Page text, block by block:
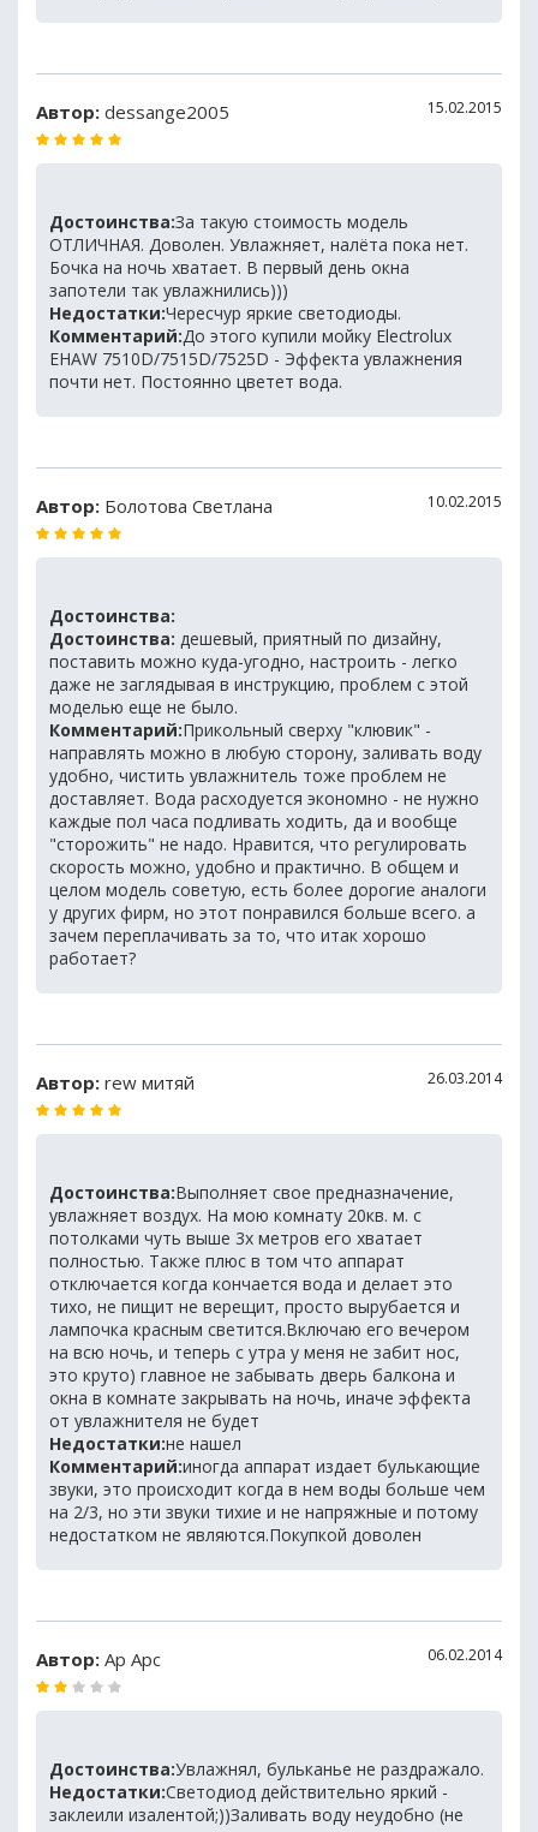
Автор: dessange2005 15.02.2015
Достоинства:За такую стоимость модель
ОТЛИЧНАЯ. Доволен. Увлажняет, налёта пока нет.
Бочка на ночь хватает. В первый день окна
запотели так увлажнились)))
Недостатки:Чересчур яркие светодиоды.
Комментарий:До этого купили мойку Electrolux
EHAW 7510D/7515D/7525D - Эффекта увлажнения
почти нет. Постоянно цветет вода.
Автор: Болотова Светлана 10.02.2015
Достоинства:
Достоинства: дешевый, приятный по дизайну,
поставить можно куда-угодно, настроить - легко
даже не заглядывая в инструкцию, проблем с этой
моделью еще не было.
Комментарий:Прикольный сверху "клювик" -
направлять можно в любую сторону, заливать воду
удобно, чистить увлажнитель тоже проблем не
доставляет. Вода расходуется экономно - не нужно
каждые пол часа подливать ходить, да и вообще
"сторожить" не надо. Нравится, что регулировать
скорость можно, удобно и практично. В общем и
целом модель советую, есть более дорогие аналоги
у других фирм, но этот понравился больше всего. а
зачем переплачивать за то, что итак хорошо
работает?
Автор: rew митяй 26.03.2014
Достоинства:Выполняет свое предназначение,
увлажняет воздух. На мою комнату 20кв. м. с
потолками чуть выше 3х метров его хватает
полностью. Также плюс в том что аппарат
отключается когда кончается вода и делает это
тихо, не пищит не верещит, просто вырубается и
лампочка красным светится.Включаю его вечером
на всю ночь, и теперь с утра у меня не забит нос,
это круто) главное не забывать дверь балкона и
окна в комнате закрывать на ночь, иначе эффекта
от увлажнителя не будет
Недостатки:не нашел
Комментарий:иногда аппарат издает булькающие
звуки, это происходит когда в нем воды больше чем
на 2/3, но эти звуки тихие и не напряжные и потому
недостатком не являются.Покупкой доволен
Автор: Ар Арс 06.02.2014
Достоинства:Увлажнял, бульканье не раздражало.
Недостатки:Светодиод действительно яркий -
заклеили изалентой;))Заливать воду неудобно (не